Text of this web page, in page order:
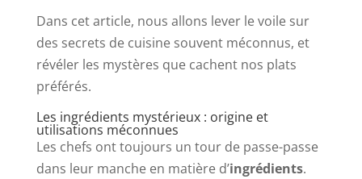
Dans cet article, nous allons lever le voile sur
des secrets de cuisine souvent méconnus, et
révéler les mystères que cachent nos plats
préférés.
Les ingrédients mystérieux : origine et
utilisations méconnues
Les chefs ont toujours un tour de passe-passe
dans leur manche en matière d’ingrédients.